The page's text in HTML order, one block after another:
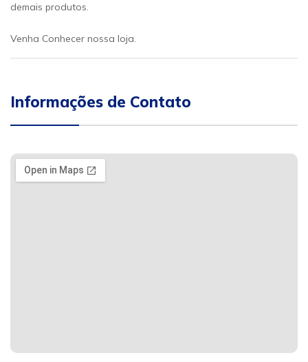
demais produtos.
Venha Conhecer nossa loja.
Informações de Contato